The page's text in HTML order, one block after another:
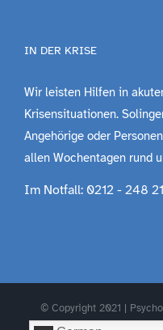
IN DER KRISE
Wir leisten Hilfen in
Krisensituationen.
Angehörige oder
allen Wochentagen rund
Im Notfall: 0212 - 248
© Copyright 2021 |